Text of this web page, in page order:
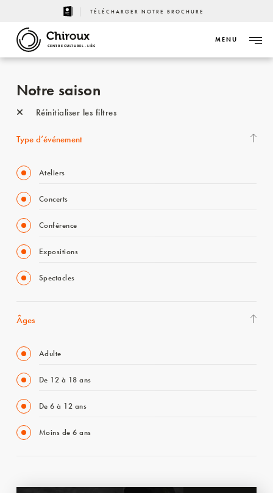
TÉLÉCHARGER NOTRE BROCHURE
CENTRE CULTUREL - LIÈGE
MENU
Notre saison
Réinitialiser les filtres
Type d’événement
Ateliers
Concerts
Conférence
Expositions
Spectacles
Âges
Adulte
De 12 à 18 ans
De 6 à 12 ans
Moins de 6 ans